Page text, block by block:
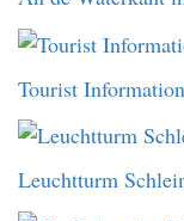
Tourist
Leuchtturm